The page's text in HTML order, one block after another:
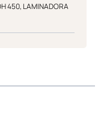
450, LAMINADORA